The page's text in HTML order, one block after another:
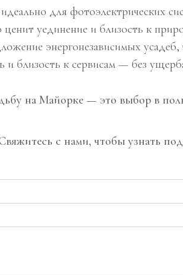
для фотоэлектрических
уединение и близость к
энергонезависимых усадеб,
и близость к сервисам — без
на Майорке — это выбор в
с нами, чтобы узнать